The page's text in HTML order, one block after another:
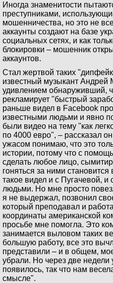
Иногда знаменитости
преступниками,
мошенничества, но это не
аккаунты создают на базе
социальных сетях, и как
блокировки – мошенник
аккаунтов.
Стал жертвой таких
известный музыкант
удивлением обнаруживший,
рекламирует "быстрый
раньше видел в Facebook
известными людьми и явно
были видео на тему "как
по 4000 евро", – рассказал
ужасом понимаю, что это
истории, потому что с
сделать любое лицо,
гоняться за ними становится
такое видел и с Пугачевой, и
людьми. Но мне просто
я не выдержал, позвонил
который преподавал и
координаты американской
просьбе мне помогла. Это
занимается выловом таких
большую работу, все это
представили – и в общем,
убрали. Но через две недели
появилось, так что нам
смысле".